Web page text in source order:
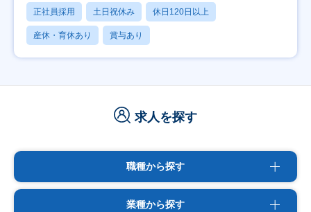
正社員採用 土日祝休み 休日120日以上
産休・育休あり 賞与あり
求人を探す
職種から探す
業種から探す